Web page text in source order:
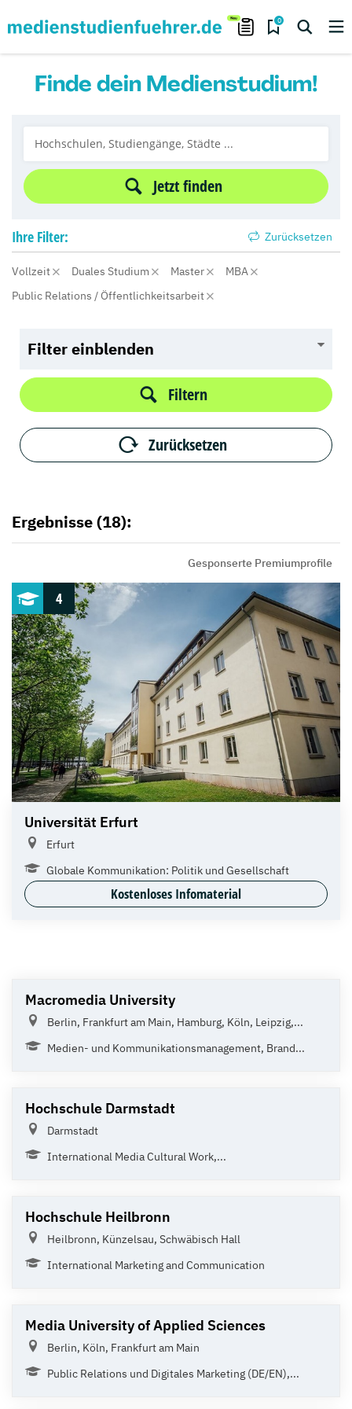
0
Finde dein Medienstudium!
Jetzt finden
Ihre Filter: Zurücksetzen
Vollzeit Duales Studium Master
MBA
Public Relations / Öffentlichkeitsarbeit
Filter einblenden
Filtern
Zurücksetzen
Ergebnisse (18):
Gesponserte Premiumprofile
4
Universität Erfurt
Erfurt
Globale Kommunikation: Politik und Gesellschaft
Kostenloses Infomaterial
Macromedia University
Berlin, Frankfurt am Main, Hamburg, Köln, Leipzig,...
Medien- und Kommunikationsmanagement, Brand...
Hochschule Darmstadt
Darmstadt
International Media Cultural Work,...
Hochschule Heilbronn
Heilbronn, Künzelsau, Schwäbisch Hall
International Marketing and Communication
Media University of Applied Sciences
Berlin, Köln, Frankfurt am Main
Public Relations und Digitales Marketing (DE/EN),...